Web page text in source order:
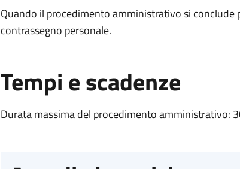
Quando il procedimento amministrativo si
contrassegno personale.
Tempi e scadenze
Durata massima del procedimento amministrativo: